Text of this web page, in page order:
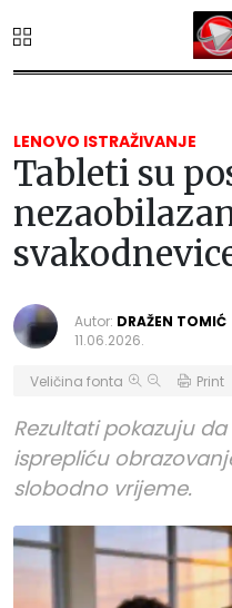
LENOVO ISTRAŽIVANJE
Tableti su
Autor: DRAŽEN TOMIĆ
11.06.2026.
Veličina fonta Print
Rezultati pokazuju
isprepliću
slobodno vrijeme.